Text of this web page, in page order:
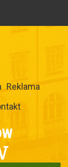
Reklama